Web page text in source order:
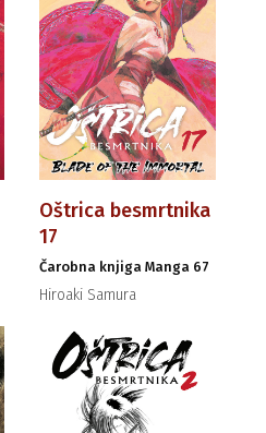
Oštrica besmrtnika
17
Čarobna knjiga Manga 67
Hiroaki Samura